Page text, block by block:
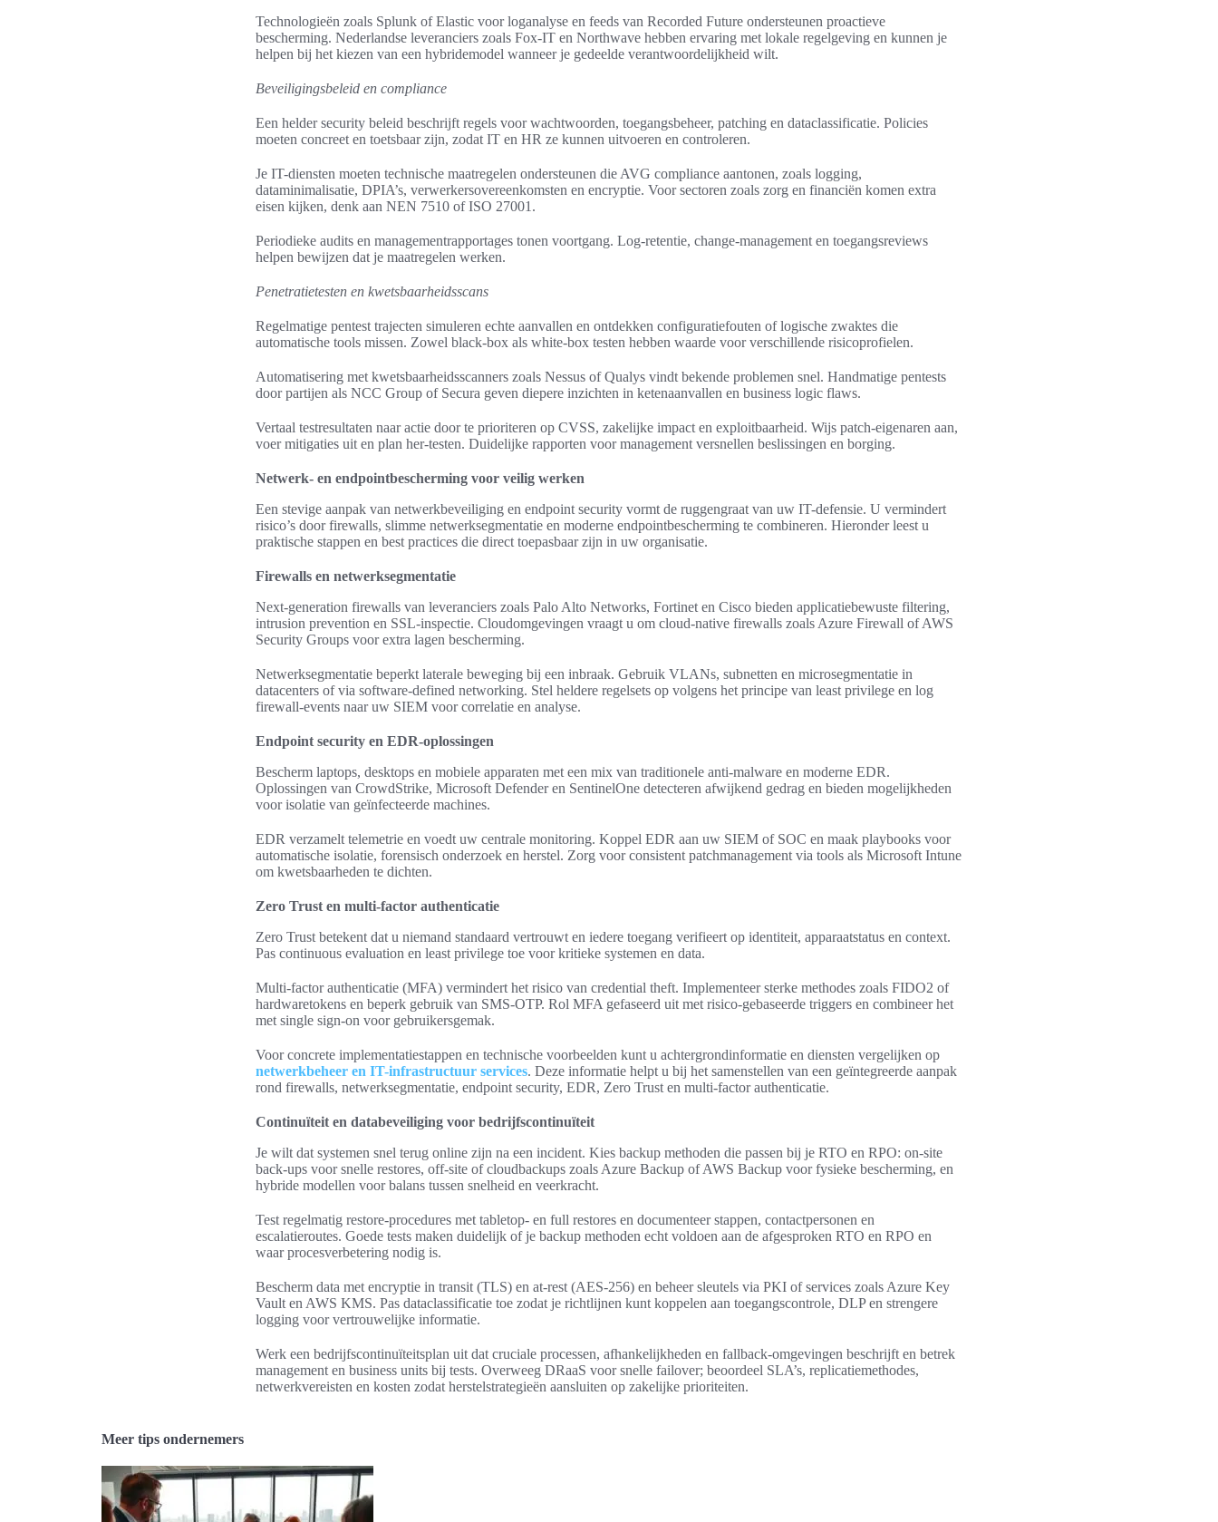
Technologieën zoals Splunk of Elastic voor loganalyse en feeds van Recorded Future ondersteunen proactieve
bescherming. Nederlandse leveranciers zoals Fox-IT en Northwave hebben ervaring met lokale regelgeving en kunnen je
helpen bij het kiezen van een hybridemodel wanneer je gedeelde verantwoordelijkheid wilt.
Beveiligingsbeleid en compliance
Een helder security beleid beschrijft regels voor wachtwoorden, toegangsbeheer, patching en dataclassificatie. Policies
moeten concreet en toetsbaar zijn, zodat IT en HR ze kunnen uitvoeren en controleren.
Je IT-diensten moeten technische maatregelen ondersteunen die AVG compliance aantonen, zoals logging,
dataminimalisatie, DPIA’s, verwerkersovereenkomsten en encryptie. Voor sectoren zoals zorg en financiën komen extra
eisen kijken, denk aan NEN 7510 of ISO 27001.
Periodieke audits en managementrapportages tonen voortgang. Log-retentie, change-management en toegangsreviews
helpen bewijzen dat je maatregelen werken.
Penetratietesten en kwetsbaarheidsscans
Regelmatige pentest trajecten simuleren echte aanvallen en ontdekken configuratiefouten of logische zwaktes die
automatische tools missen. Zowel black-box als white-box testen hebben waarde voor verschillende risicoprofielen.
Automatisering met kwetsbaarheidsscanners zoals Nessus of Qualys vindt bekende problemen snel. Handmatige pentests
door partijen als NCC Group of Secura geven diepere inzichten in ketenaanvallen en business logic flaws.
Vertaal testresultaten naar actie door te prioriteren op CVSS, zakelijke impact en exploitbaarheid. Wijs patch-eigenaren aan,
voer mitigaties uit en plan her-testen. Duidelijke rapporten voor management versnellen beslissingen en borging.
Netwerk- en endpointbescherming voor veilig werken
Een stevige aanpak van netwerkbeveiliging en endpoint security vormt de ruggengraat van uw IT-defensie. U vermindert
risico’s door firewalls, slimme netwerksegmentatie en moderne endpointbescherming te combineren. Hieronder leest u
praktische stappen en best practices die direct toepasbaar zijn in uw organisatie.
Firewalls en netwerksegmentatie
Next-generation firewalls van leveranciers zoals Palo Alto Networks, Fortinet en Cisco bieden applicatiebewuste filtering,
intrusion prevention en SSL-inspectie. Cloudomgevingen vraagt u om cloud-native firewalls zoals Azure Firewall of AWS
Security Groups voor extra lagen bescherming.
Netwerksegmentatie beperkt laterale beweging bij een inbraak. Gebruik VLANs, subnetten en microsegmentatie in
datacenters of via software-defined networking. Stel heldere regelsets op volgens het principe van least privilege en log
firewall-events naar uw SIEM voor correlatie en analyse.
Endpoint security en EDR-oplossingen
Bescherm laptops, desktops en mobiele apparaten met een mix van traditionele anti-malware en moderne EDR.
Oplossingen van CrowdStrike, Microsoft Defender en SentinelOne detecteren afwijkend gedrag en bieden mogelijkheden
voor isolatie van geïnfecteerde machines.
EDR verzamelt telemetrie en voedt uw centrale monitoring. Koppel EDR aan uw SIEM of SOC en maak playbooks voor
automatische isolatie, forensisch onderzoek en herstel. Zorg voor consistent patchmanagement via tools als Microsoft Intune
om kwetsbaarheden te dichten.
Zero Trust en multi-factor authenticatie
Zero Trust betekent dat u niemand standaard vertrouwt en iedere toegang verifieert op identiteit, apparaatstatus en context.
Pas continuous evaluation en least privilege toe voor kritieke systemen en data.
Multi-factor authenticatie (MFA) vermindert het risico van credential theft. Implementeer sterke methodes zoals FIDO2 of
hardwaretokens en beperk gebruik van SMS-OTP. Rol MFA gefaseerd uit met risico-gebaseerde triggers en combineer het
met single sign-on voor gebruikersgemak.
Voor concrete implementatiestappen en technische voorbeelden kunt u achtergrondinformatie en diensten vergelijken op
netwerkbeheer en IT-infrastructuur services. Deze informatie helpt u bij het samenstellen van een geïntegreerde aanpak
rond firewalls, netwerksegmentatie, endpoint security, EDR, Zero Trust en multi-factor authenticatie.
Continuïteit en databeveiliging voor bedrijfscontinuïteit
Je wilt dat systemen snel terug online zijn na een incident. Kies backup methoden die passen bij je RTO en RPO: on-site
back-ups voor snelle restores, off-site of cloudbackups zoals Azure Backup of AWS Backup voor fysieke bescherming, en
hybride modellen voor balans tussen snelheid en veerkracht.
Test regelmatig restore-procedures met tabletop- en full restores en documenteer stappen, contactpersonen en
escalatieroutes. Goede tests maken duidelijk of je backup methoden echt voldoen aan de afgesproken RTO en RPO en
waar procesverbetering nodig is.
Bescherm data met encryptie in transit (TLS) en at-rest (AES-256) en beheer sleutels via PKI of services zoals Azure Key
Vault en AWS KMS. Pas dataclassificatie toe zodat je richtlijnen kunt koppelen aan toegangscontrole, DLP en strengere
logging voor vertrouwelijke informatie.
Werk een bedrijfscontinuïteitsplan uit dat cruciale processen, afhankelijkheden en fallback-omgevingen beschrijft en betrek
management en business units bij tests. Overweeg DRaaS voor snelle failover; beoordeel SLA’s, replicatiemethodes,
netwerkvereisten en kosten zodat herstelstrategieën aansluiten op zakelijke prioriteiten.
Meer tips ondernemers